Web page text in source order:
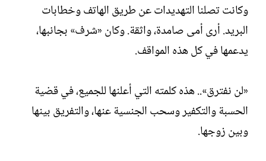
وكانت تصلنا التهديدات عن طريق الهاتف وخطابات
البريد. أرى أمى صامدة، واثقة. وكان «شرف» بجانبها،
يدعمها في كل هذه المواقف.
«لن نفترق».. هذه كلمته التي أعلنها للجميع، في قضية
الحسبة والتكفير وسحب الجنسية عنها، والتفريق بينها
وبين زوجها.